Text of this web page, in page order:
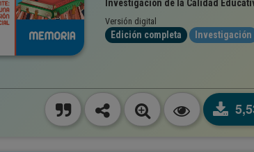
Investigación de la Calidad
Versión digital
Edición completa Investigación